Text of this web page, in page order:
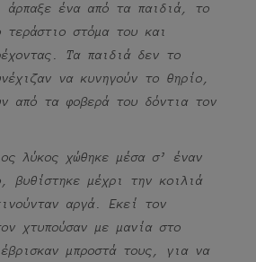
άρπαξε ένα από τα παιδιά, το
τεράστιο στόμα του και
Τα παιδιά δεν το
να κυνηγούν το θηρίο,
από τα φοβερά του δόντια τον
λύκος χώθηκε μέσα σ’ έναν
βυθίστηκε μέχρι την κοιλιά
αργά. Εκεί τον
χτυπούσαν με μανία στο
μπροστά τους, για να